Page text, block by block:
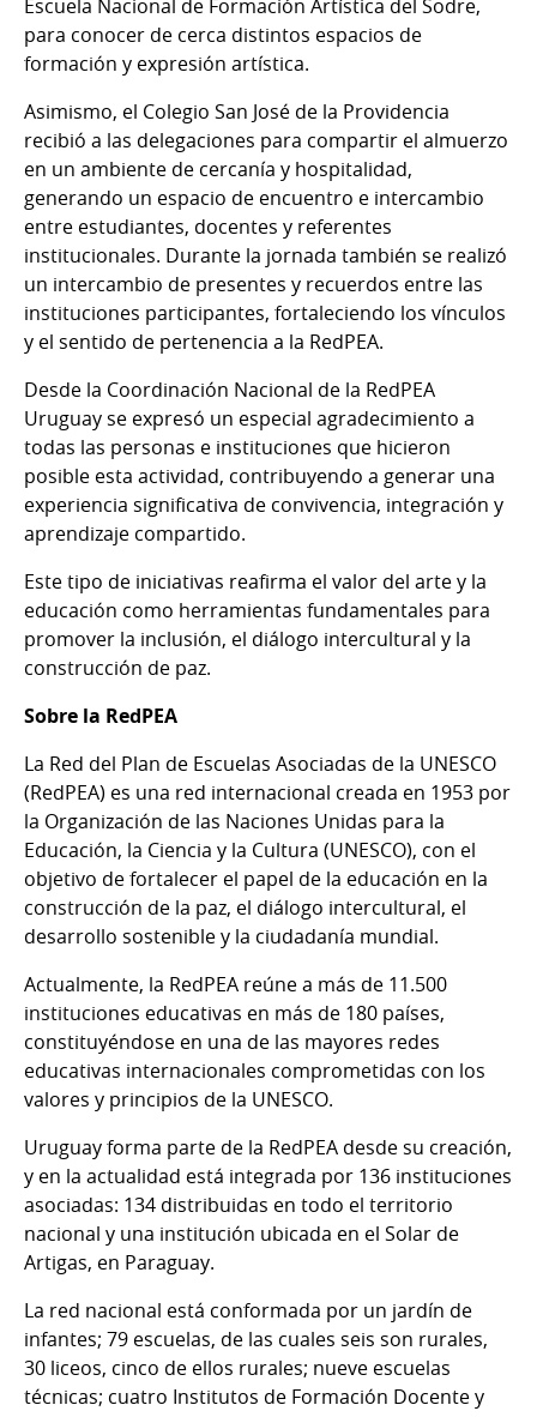
Escuela Nacional de Formación Artística del Sodre,
para conocer de cerca distintos espacios de
formación y expresión artística.
Asimismo, el Colegio San José de la Providencia
recibió a las delegaciones para compartir el almuerzo
en un ambiente de cercanía y hospitalidad,
generando un espacio de encuentro e intercambio
entre estudiantes, docentes y referentes
institucionales. Durante la jornada también se realizó
un intercambio de presentes y recuerdos entre las
instituciones participantes, fortaleciendo los vínculos
y el sentido de pertenencia a la RedPEA.
Desde la Coordinación Nacional de la RedPEA
Uruguay se expresó un especial agradecimiento a
todas las personas e instituciones que hicieron
posible esta actividad, contribuyendo a generar una
experiencia significativa de convivencia, integración y
aprendizaje compartido.
Este tipo de iniciativas reafirma el valor del arte y la
educación como herramientas fundamentales para
promover la inclusión, el diálogo intercultural y la
construcción de paz.
Sobre la RedPEA
La Red del Plan de Escuelas Asociadas de la UNESCO
(RedPEA) es una red internacional creada en 1953 por
la Organización de las Naciones Unidas para la
Educación, la Ciencia y la Cultura (UNESCO), con el
objetivo de fortalecer el papel de la educación en la
construcción de la paz, el diálogo intercultural, el
desarrollo sostenible y la ciudadanía mundial.
Actualmente, la RedPEA reúne a más de 11.500
instituciones educativas en más de 180 países,
constituyéndose en una de las mayores redes
educativas internacionales comprometidas con los
valores y principios de la UNESCO.
Uruguay forma parte de la RedPEA desde su creación,
y en la actualidad está integrada por 136 instituciones
asociadas: 134 distribuidas en todo el territorio
nacional y una institución ubicada en el Solar de
Artigas, en Paraguay.
La red nacional está conformada por un jardín de
infantes; 79 escuelas, de las cuales seis son rurales,
30 liceos, cinco de ellos rurales; nueve escuelas
técnicas; cuatro Institutos de Formación Docente y